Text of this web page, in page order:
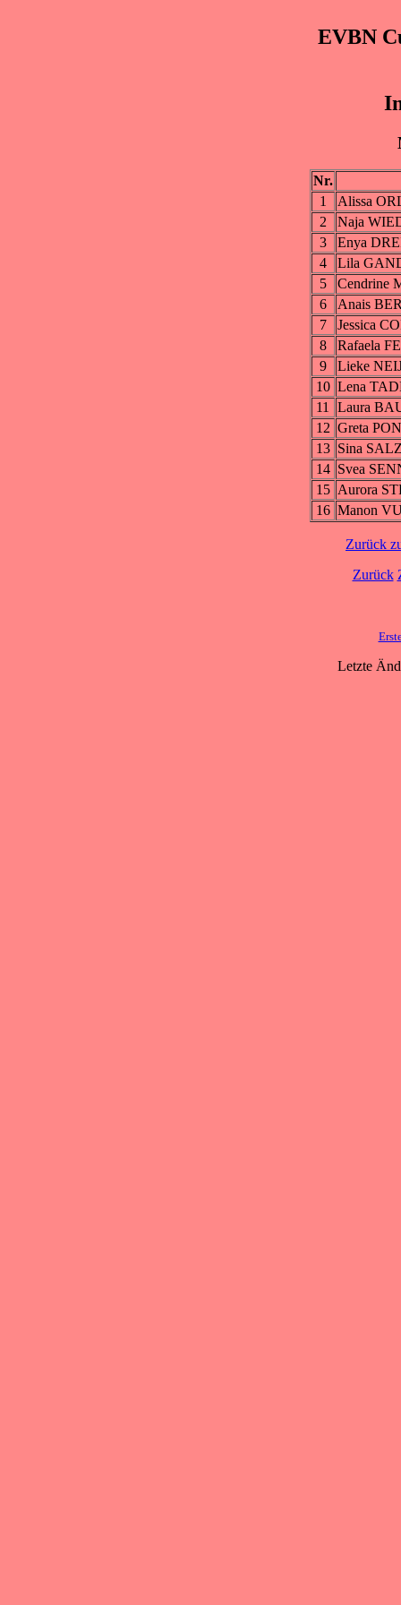
EVBN
Nr.
1
Alissa
2
Naja
3
Enya
4
Lila
5
Cendrine
6
Anais
7
Jessica
8
Rafaela
9
Lieke
10 Lena
11 Laura
12 Greta
13 Sina
14 Svea
15 Aurora
16 Manon
Zurück
Zurück
Letzte